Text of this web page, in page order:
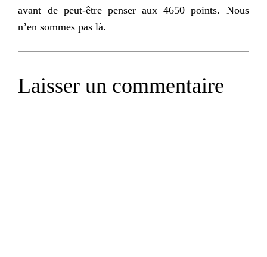
avant de peut-être penser aux 4650 points. Nous
n’en sommes pas là.
Laisser un commentaire